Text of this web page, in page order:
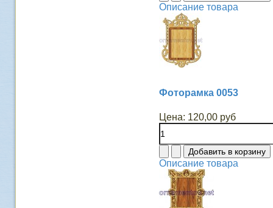
Описание товара
Фоторамка 0053
Цена: 120,00 руб
Описание товара